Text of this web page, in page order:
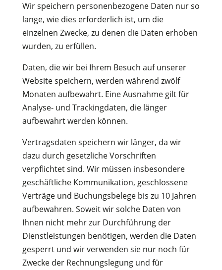
Wir speichern personenbezogene Daten nur so
lange, wie dies erforderlich ist, um die
einzelnen Zwecke, zu denen die Daten erhoben
wurden, zu erfüllen.
Daten, die wir bei Ihrem Besuch auf unserer
Website speichern, werden während zwölf
Monaten aufbewahrt. Eine Ausnahme gilt für
Analyse- und Trackingdaten, die länger
aufbewahrt werden können.
Vertragsdaten speichern wir länger, da wir
dazu durch gesetzliche Vorschriften
verpflichtet sind. Wir müssen insbesondere
geschäftliche Kommunikation, geschlossene
Verträge und Buchungsbelege bis zu 10 Jahren
aufbewahren. Soweit wir solche Daten von
Ihnen nicht mehr zur Durchführung der
Dienstleistungen benötigen, werden die Daten
gesperrt und wir verwenden sie nur noch für
Zwecke der Rechnungslegung und für